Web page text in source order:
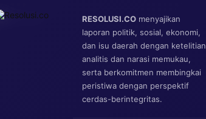
RESOLUSI.CO menyajikan
laporan politik, sosial, ekonomi,
dan isu daerah dengan ketelitian
analitis dan narasi memukau,
serta berkomitmen membingkai
peristiwa dengan perspektif
cerdas-berintegritas.